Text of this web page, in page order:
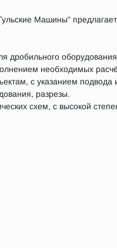
Машины"
дробильного
необходимых
с указанием
разрезы.
схем, с высокой